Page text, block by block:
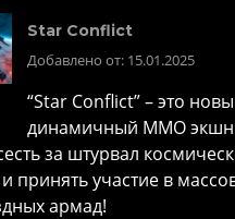
Star Conflict
Добавлено от: 15.01.2025
“Star Conflict” – это
динамичный MMO
за штурвал
принять участие в
армад!